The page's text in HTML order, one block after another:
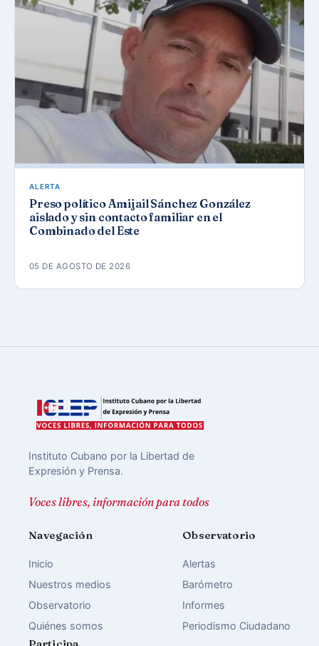
ALERTA
Preso político Amijail Sánchez González
aislado y sin contacto familiar en el
Combinado del Este
05 DE AGOSTO DE 2026
Instituto Cubano por la Libertad de
Expresión y Prensa.
Voces libres, información para todos
Navegación
Inicio
Nuestros medios
Observatorio
Quiénes somos
Observatorio
Alertas
Barómetro
Informes
Periodismo Ciudadano